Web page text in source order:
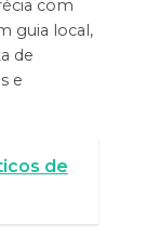
com
guia local,
de
e
de